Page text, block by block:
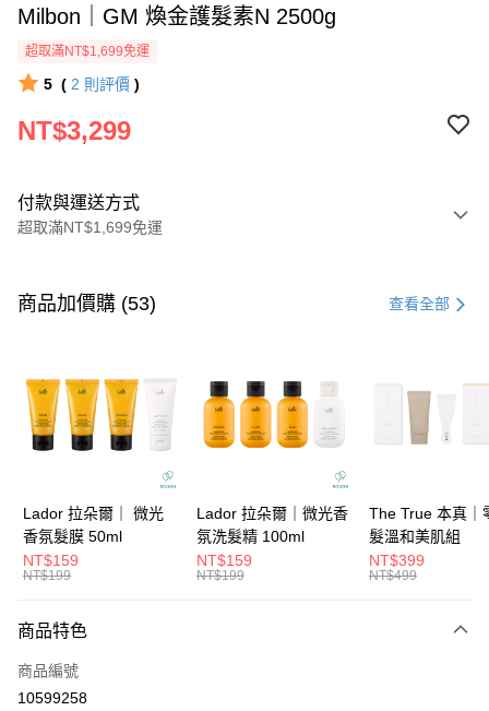
Milbon｜GM 煥金護髮素N 2500g
超取滿NT$1,699免運
5 ( 2 則評價 )
NT$3,299
付款與運送方式
超取滿NT$1,699免運
信用卡一次付款
3 期 0 利率 每期NT$1,099
合作金庫商業銀行
第一商業銀行
華南商業銀行
彰化商業銀行
兆豐國際商業銀行
臺灣中小企業銀行
台中商業銀行
匯豐（台灣）商業銀行
華泰商業銀行
聯邦商業銀行
元大商業銀行
台灣樂天信用卡公司
6 期 0 利率 每期 NT$549 21家銀行
合作金庫商業銀行
第一商業銀行
台北富邦商業銀行
國泰世華商業銀行
兆豐國際商業銀行
臺灣中小企業銀行
台中商業銀行
匯豐（台灣）商業銀行
聯邦商業銀行
玉山商業銀行
台灣樂天信用卡公司
超商取貨付款
Apple Pay
街口支付
相關說明
【大哥付你分期使用說明】
商品加價購 (53) 查看全部
Lador 拉朵爾｜ 微光
香氛髮膜 50ml
NT$159
NT$199
Lador 拉朵爾｜微光香
氛洗髮精 100ml
NT$159
NT$199
The True 本真｜
髮溫和美肌組
NT$399
NT$499
商品特色
商品編號
10599258